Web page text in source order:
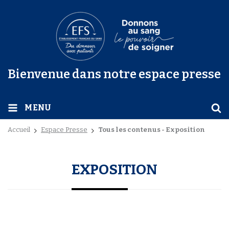
Bienvenue dans notre espace presse
MENU
Accueil Espace Presse Tous les contenus - Exposition
EXPOSITION